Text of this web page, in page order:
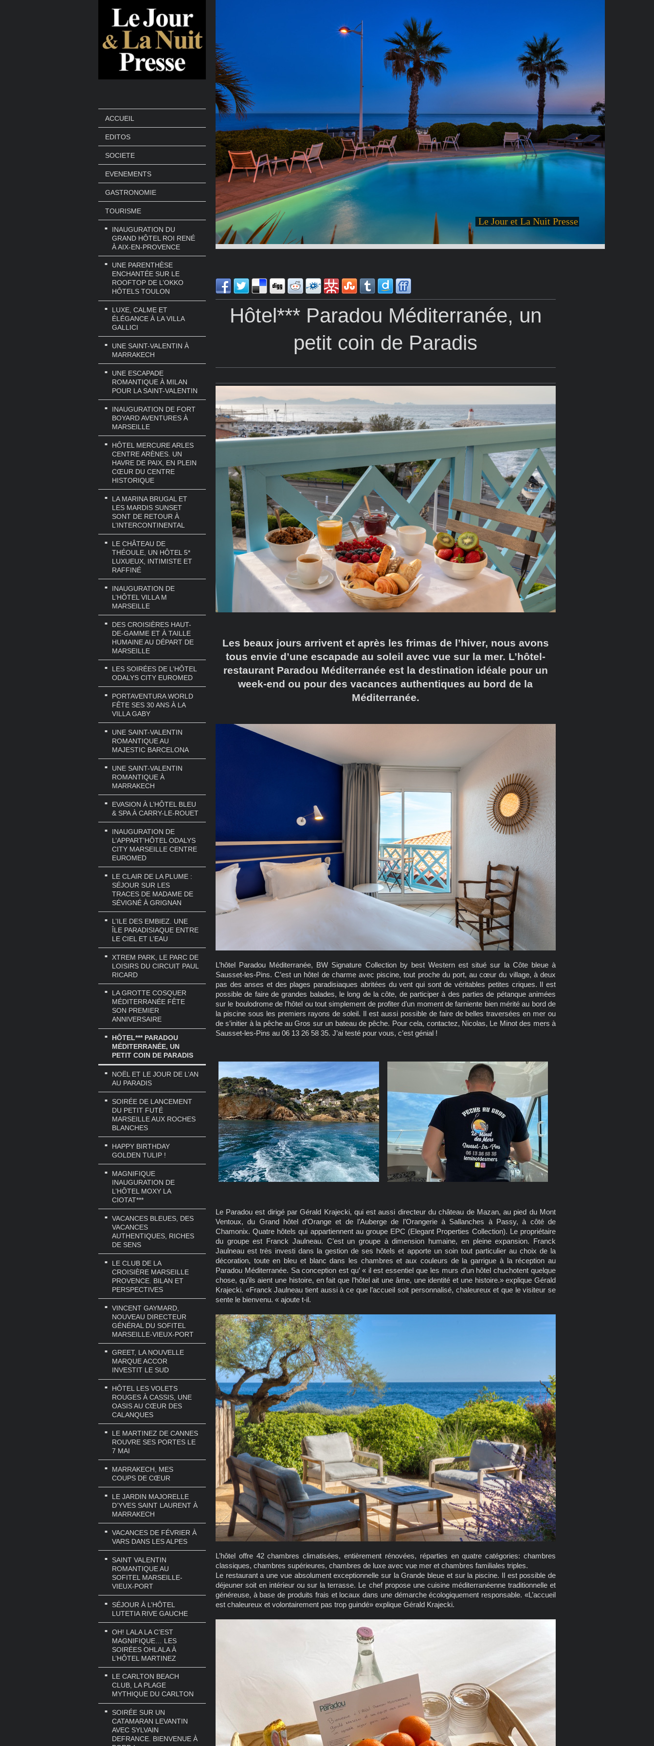
ACCUEIL
EDITOS
SOCIETE
EVENEMENTS
GASTRONOMIE
TOURISME
INAUGURATION DU
GRAND HÔTEL ROI RENÉ
À AIX-EN-PROVENCE
UNE PARENTHÈSE
ENCHANTÉE SUR LE
ROOFTOP DE L’OKKO
HÔTELS TOULON
LUXE, CALME ET
ÉLÉGANCE À LA VILLA
GALLICI
UNE SAINT-VALENTIN À
MARRAKECH
UNE ESCAPADE
ROMANTIQUE À MILAN
POUR LA SAINT-VALENTIN
INAUGURATION DE FORT
BOYARD AVENTURES À
MARSEILLE
HÔTEL MERCURE ARLES
CENTRE ARÈNES. UN
HAVRE DE PAIX, EN PLEIN
CŒUR DU CENTRE
HISTORIQUE
LA MARINA BRUGAL ET
LES MARDIS SUNSET
SONT DE RETOUR À
L’INTERCONTINENTAL
LE CHÂTEAU DE
THÉOULE, UN HÔTEL 5*
LUXUEUX, INTIMISTE ET
RAFFINÉ
INAUGURATION DE
L’HÔTEL VILLA M
MARSEILLE
DES CROISIÈRES HAUT-
DE-GAMME ET À TAILLE
HUMAINE AU DÉPART DE
MARSEILLE
LES SOIRÉES DE L’HÔTEL
ODALYS CITY EUROMED
PORTAVENTURA WORLD
FÊTE SES 30 ANS À LA
VILLA GABY
UNE SAINT-VALENTIN
ROMANTIQUE AU
MAJESTIC BARCELONA
UNE SAINT-VALENTIN
ROMANTIQUE À
MARRAKECH
EVASION À L’HÔTEL BLEU
& SPA À CARRY-LE-ROUET
INAUGURATION DE
L’APPART’HÔTEL ODALYS
CITY MARSEILLE CENTRE
EUROMED
LE CLAIR DE LA PLUME :
SÉJOUR SUR LES
TRACES DE MADAME DE
SÉVIGNÉ À GRIGNAN
L’ILE DES EMBIEZ. UNE
ÎLE PARADISIAQUE ENTRE
LE CIEL ET L’EAU
XTREM PARK, LE PARC DE
LOISIRS DU CIRCUIT PAUL
RICARD
LA GROTTE COSQUER
MÉDITERRANÉE FÊTE
SON PREMIER
ANNIVERSAIRE
HÔTEL*** PARADOU
MÉDITERRANÉE, UN
PETIT COIN DE PARADIS
NOËL ET LE JOUR DE L’AN
AU PARADIS
SOIRÉE DE LANCEMENT
DU PETIT FUTÉ
MARSEILLE AUX ROCHES
BLANCHES
HAPPY BIRTHDAY
GOLDEN TULIP !
MAGNIFIQUE
INAUGURATION DE
L’HÔTEL MOXY LA
CIOTAT***
VACANCES BLEUES, DES
VACANCES
AUTHENTIQUES, RICHES
DE SENS
LE CLUB DE LA
CROISIÈRE MARSEILLE
PROVENCE. BILAN ET
PERSPECTIVES
VINCENT GAYMARD,
NOUVEAU DIRECTEUR
GÉNÉRAL DU SOFITEL
MARSEILLE-VIEUX-PORT
GREET, LA NOUVELLE
MARQUE ACCOR
INVESTIT LE SUD
HÔTEL LES VOLETS
ROUGES À CASSIS, UNE
OASIS AU CŒUR DES
CALANQUES
LE MARTINEZ DE CANNES
ROUVRE SES PORTES LE
7 MAI
MARRAKECH, MES
COUPS DE CŒUR
LE JARDIN MAJORELLE
D’YVES SAINT LAURENT À
MARRAKECH
VACANCES DE FÉVRIER À
VARS DANS LES ALPES
SAINT VALENTIN
ROMANTIQUE AU
SOFITEL MARSEILLE-
VIEUX-PORT
SÉJOUR À L’HÔTEL
LUTETIA RIVE GAUCHE
OH! LALA LA C’EST
MAGNIFIQUE… LES
SOIRÉES OHLALA À
L’HÔTEL MARTINEZ
LE CARLTON BEACH
CLUB, LA PLAGE
MYTHIQUE DU CARLTON
SOIRÉE SUR UN
CATAMARAN LEVANTIN
AVEC SYLVAIN
DEFRANCE. BIENVENUE À
Le Jour et La Nuit Presse
Hôtel*** Paradou Méditerranée, un
petit coin de Paradis
Les beaux jours arrivent et après les frimas de l’hiver, nous avons
tous envie d’une escapade au soleil avec vue sur la mer. L’hôtel-
restaurant Paradou Méditerranée est la destination idéale pour un
week-end ou pour des vacances authentiques au bord de la
Méditerranée.
L’hôtel Paradou Méditerranée, BW Signature Collection by best Western est situé sur la Côte bleue à
Sausset-les-Pins. C’est un hôtel de charme avec piscine, tout proche du port, au cœur du village, à deux
pas des anses et des plages paradisiaques abritées du vent qui sont de véritables petites criques. Il est
possible de faire de grandes balades, le long de la côte, de participer à des parties de pétanque animées
sur le boulodrome de l’hôtel ou tout simplement de profiter d’un moment de farniente bien mérité au bord de
la piscine sous les premiers rayons de soleil. Il est aussi possible de faire de belles traversées en mer ou
de s’initier à la pêche au Gros sur un bateau de pêche. Pour cela, contactez, Nicolas, Le Minot des mers à
Sausset-les-Pins au 06 13 26 58 35. J’ai testé pour vous, c’est génial !
Le Paradou est dirigé par Gérald Krajecki, qui est aussi directeur du château de Mazan, au pied du Mont
Ventoux, du Grand hôtel d’Orange et de l’Auberge de l’Orangerie à Sallanches à Passy, à côté de
Chamonix. Quatre hôtels qui appartiennent au groupe EPC (Elegant Properties Collection). Le propriétaire
du groupe est Franck Jaulneau. C’est un groupe à dimension humaine, en pleine expansion. Franck
Jaulneau est très investi dans la gestion de ses hôtels et apporte un soin tout particulier au choix de la
décoration, toute en bleu et blanc dans les chambres et aux couleurs de la garrigue à la réception au
Paradou Méditerranée. Sa conception est qu’ « il est essentiel que les murs d’un hôtel chuchotent quelque
chose, qu’ils aient une histoire, en fait que l’hôtel ait une âme, une identité et une histoire.» explique Gérald
Krajecki. «Franck Jaulneau tient aussi à ce que l’accueil soit personnalisé, chaleureux et que le visiteur se
sente le bienvenu. « ajoute t-il.
L’hôtel offre 42 chambres climatisées, entièrement rénovées, réparties en quatre catégories: chambres
classiques, chambres supérieures, chambres de luxe avec vue mer et chambres familiales triples.
Le restaurant a une vue absolument exceptionnelle sur la Grande bleue et sur la piscine. Il est possible de
déjeuner soit en intérieur ou sur la terrasse. Le chef propose une cuisine méditerranéenne traditionnelle et
généreuse, à base de produits frais et locaux dans une démarche écologiquement responsable. «L’accueil
est chaleureux et volontairement pas trop guindé» explique Gérald Krajecki.